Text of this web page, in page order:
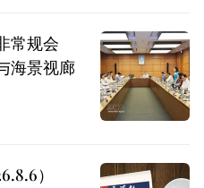
常规会
海景视廊
）